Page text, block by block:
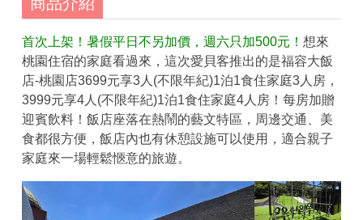
首次上架！暑假平日不另加價，週六只加500元！ 想來
桃園住宿的家庭看過來，這次愛貝客推出的是福容大飯
店-桃園店3699元享3人(不限年紀)1泊1食住家庭3人房，
3999元享4人(不限年紀)1泊1食住家庭4人房！每房加贈
迎賓飲料！飯店座落在熱鬧的藝文特區，周邊交通、美
食都很方便，飯店內也有休憩設施可以使用，適合親子
家庭來一場輕鬆愜意的旅遊。